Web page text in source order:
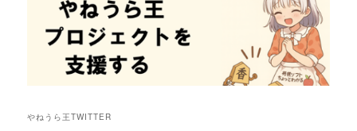
やねうら王TWITTER